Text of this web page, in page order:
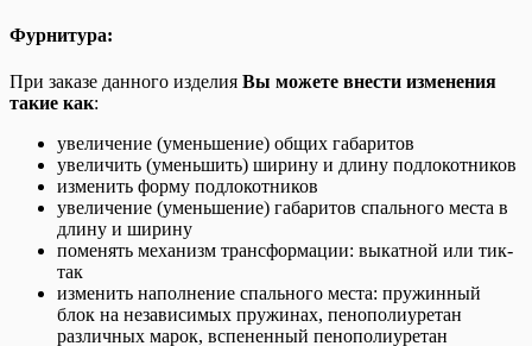
Фурнитура:
При заказе данного изделия Вы можете внести изменения
такие как:
увеличение (уменьшение) общих габаритов
увеличить (уменьшить) ширину и длину подлокотников
изменить форму подлокотников
увеличение (уменьшение) габаритов спального места в
длину и ширину
поменять механизм трансформации: выкатной или тик-
так
изменить наполнение спального места: пружинный
блок на независимых пружинах, пенополиуретан
различных марок, вспененный пенополиуретан